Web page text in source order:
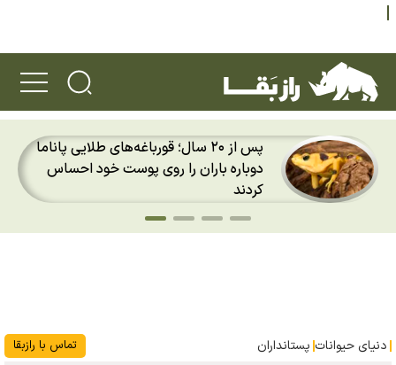
پس از ۲۰ سال؛ قورباغه‌های طلایی پاناما
دوباره باران را روی پوست خود احساس
کردند
دنیای حیوانات پستانداران تماس با رازبقا